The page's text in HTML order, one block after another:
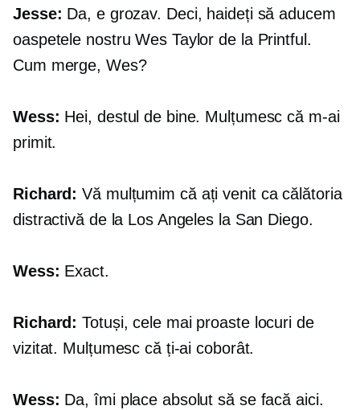
Jesse: Da, e grozav. Deci, haideți să aducem
oaspetele nostru Wes Taylor de la Printful.
Cum merge, Wes?
Wess: Hei, destul de bine. Mulțumesc că m-ai
primit.
Richard: Vă mulțumim că ați venit ca călătoria
distractivă de la Los Angeles la San Diego.
Wess: Exact.
Richard: Totuși, cele mai proaste locuri de
vizitat. Mulțumesc că ți-ai coborât.
Wess: Da, îmi place absolut să se facă aici.